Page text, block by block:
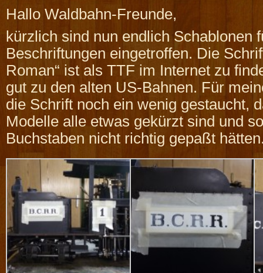
Hallo Waldbahn-Freunde,
kürzlich sind nun endlich Schablonen
Beschriftungen eingetroffen. Die
Roman“ ist als TTF im Internet zu
gut zu den alten US-Bahnen. Für
die Schrift noch ein wenig gestaucht,
Modelle alle etwas gekürzt sind und
Buchstaben nicht richtig gepaßt